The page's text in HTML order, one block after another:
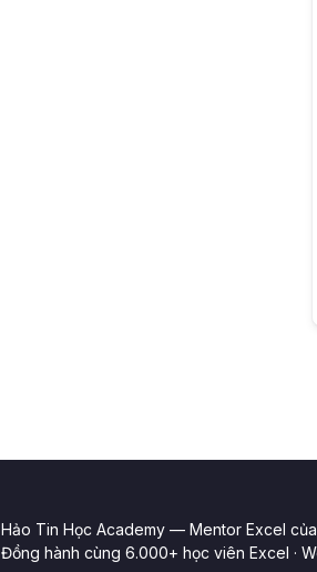
Hảo Tin Học Academy — Mentor Excel
Đồng hành cùng 6.000+ học viên Excel ·